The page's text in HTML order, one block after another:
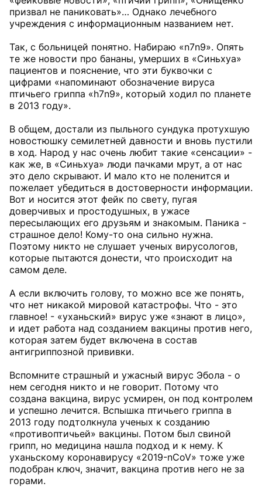
призвал не паниковать»… Однако лечебного
учреждения с информационным названием нет.
Так, с больницей понятно. Набираю «n7n9». Опять
те же новости про бананы, умерших в «Синьхуа»
пациентов и пояснение, что эти буквочки с
цифрами «напоминают обозначение вируса
птичьего гриппа «h7n9», который ходил по планете
в 2013 году».
В общем, достали из пыльного сундука протухшую
новостюшку семилетней давности и вновь пустили
в ход. Народ у нас очень любит такие «сенсации» -
как же, в «Синьхуа» люди пачками мрут, а от нас
это дело скрывают. И мало кто не поленится и
пожелает убедиться в достоверности информации.
Вот и носится этот фейк по свету, пугая
доверчивых и простодушных, в ужасе
пересылающих его друзьям и знакомым. Паника -
страшное дело! Кому-то она сильно нужна.
Поэтому никто не слушает ученых вирусологов,
которые пытаются донести, что происходит на
самом деле.
А если включить голову, то можно все же понять,
что нет никакой мировой катастрофы. Что - это
главное! - «уханьский» вирус уже «знают в лицо»,
и идет работа над созданием вакцины против него,
которая затем будет включена в состав
антигриппозной прививки.
Вспомните страшный и ужасный вирус Эбола - о
нем сегодня никто и не говорит. Потому что
создана вакцина, вирус усмирен, он под контролем
и успешно лечится. Вспышка птичьего гриппа в
2013 году подтолкнула ученых к созданию
«противоптичьей» вакцины. Потом был свиной
грипп, но медицина нашла подход и к нему. К
уханьскому коронавирусу «2019-nCoV» тоже уже
подобран ключ, значит, вакцина против него не за
горами.